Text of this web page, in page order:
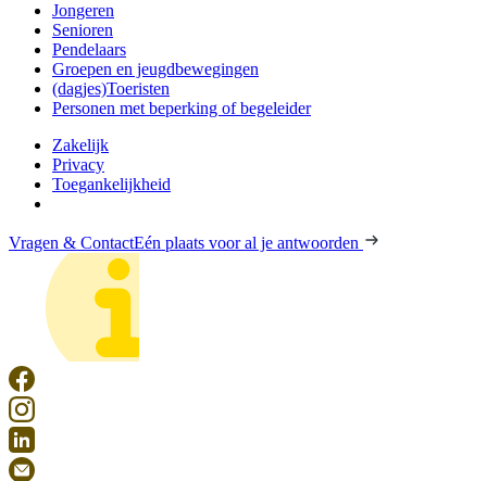
Jongeren
Senioren
Pendelaars
Groepen en jeugdbewegingen
(dagjes)Toeristen
Personen met beperking of begeleider
Zakelijk
Privacy
Toegankelijkheid
Vragen & ContactEén plaats voor al je antwoorden